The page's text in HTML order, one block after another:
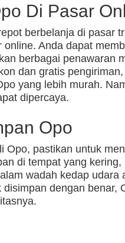
Di Pasar
berbelanja di pasar
online. Anda dapat
berbagai penawaran
dan gratis
yang lebih murah.
dipercaya.
Opo
Opo, pastikan untuk
di tempat yang
wadah kedap udara
dengan benar,